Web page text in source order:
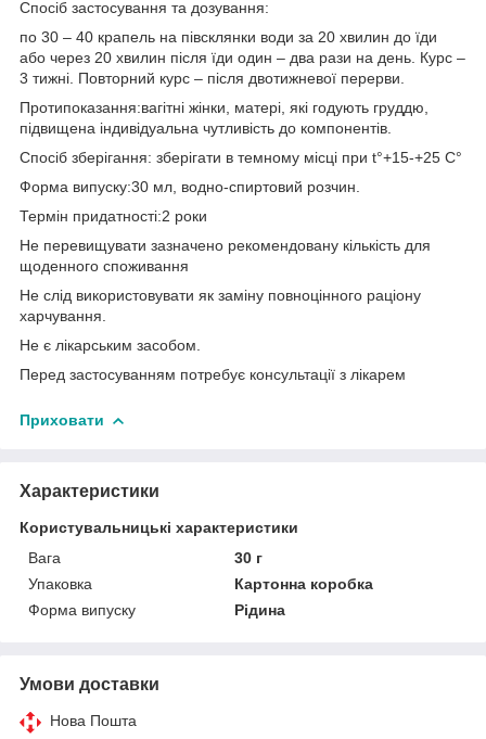
Спосіб застосування та дозування:
по 30 – 40 крапель на півсклянки води за 20 хвилин до їди
або через 20 хвилин після їди один – два рази на день. Курс –
3 тижні. Повторний курс – після двотижневої перерви.
Протипоказання:вагітні жінки, матері, які годують груддю,
підвищена індивідуальна чутливість до компонентів.
Спосіб зберігання: зберігати в темному місці при t°+15-+25 C°
Форма випуску:30 мл, водно-спиртовий розчин.
Термін придатності:2 роки
Не перевищувати зазначено рекомендовану кількість для
щоденного споживання
Не слід використовувати як заміну повноцінного раціону
харчування.
Не є лікарським засобом.
Перед застосуванням потребує консультації з лікарем
Приховати
Характеристики
Користувальницькі характеристики
Вага
30 г
Упаковка
Картонна коробка
Форма випуску
Рідина
Умови доставки
Нова Пошта